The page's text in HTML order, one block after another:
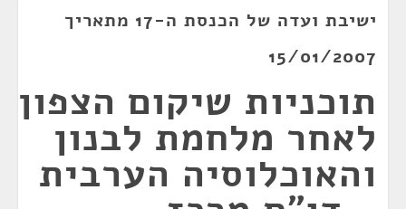
ישיבת ועדה של הכנסת ה-17 מתאריך
15/01/2007
תוכניות שיקום הצפון
לאחר מלחמת לבנון
והאוכלוסיה הערבית